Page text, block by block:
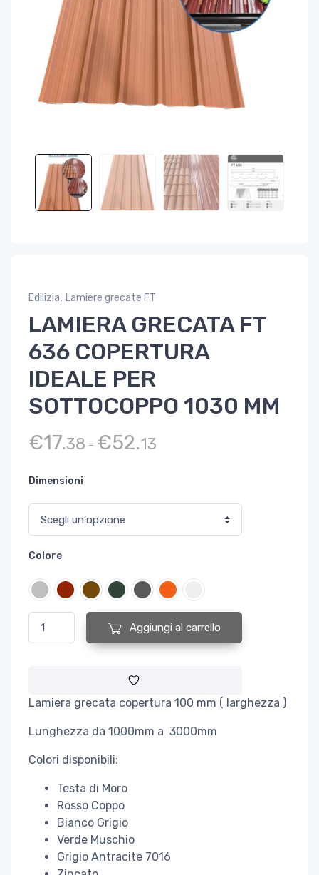
Edilizia, Lamiere grecate FT
LAMIERA GRECATA FT
636 COPERTURA
IDEALE PER
SOTTOCOPPO 1030 MM
€17.38 - €52.13
Dimensioni
Colore
LAMIERA GRECATA FT 636 COPERTURA IDEALE PER
Aggiungi al carrello
Lamiera grecata copertura 100 mm ( larghezza )
Lunghezza da 1000mm a 3000mm
Colori disponibili:
Testa di Moro
Rosso Coppo
Bianco Grigio
Verde Muschio
Grigio Antracite 7016